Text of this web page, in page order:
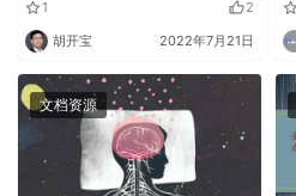
华为公司形象研究——一项
基于语料库的研究
1 2
胡开宝 2022年7月21日
文档资源